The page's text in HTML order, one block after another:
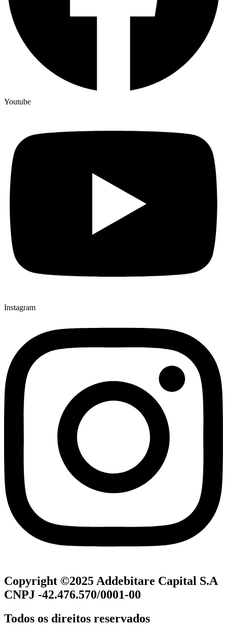
Youtube
Instagram
Copyright ©2025 Addebitare Capital S.A
CNPJ -42.476.570/0001-00
Todos os direitos reservados